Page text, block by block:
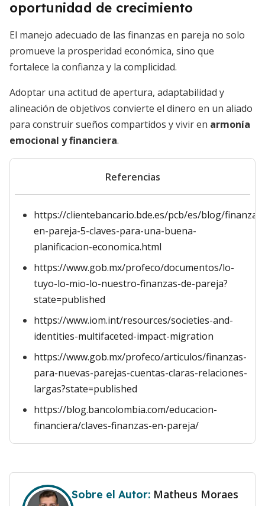
oportunidad de crecimiento
El manejo adecuado de las finanzas en pareja no solo
promueve la prosperidad económica, sino que
fortalece la confianza y la complicidad.
Adoptar una actitud de apertura, adaptabilidad y
alineación de objetivos convierte el dinero en un aliado
para construir sueños compartidos y vivir en armonía
emocional y financiera.
Referencias
https://clientebancario.bde.es/pcb/es/blog/finanzas-
en-pareja-5-claves-para-una-buena-
planificacion-economica.html
https://www.gob.mx/profeco/documentos/lo-
tuyo-lo-mio-lo-nuestro-finanzas-de-pareja?
state=published
https://www.iom.int/resources/societies-and-
identities-multifaceted-impact-migration
https://www.gob.mx/profeco/articulos/finanzas-
para-nuevas-parejas-cuentas-claras-relaciones-
largas?state=published
https://blog.bancolombia.com/educacion-
financiera/claves-finanzas-en-pareja/
Sobre el Autor: Matheus Moraes